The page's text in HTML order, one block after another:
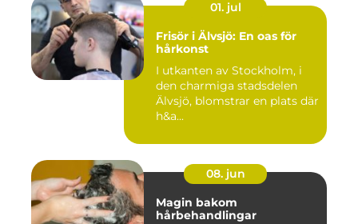
01. jul
Frisör i Älvsjö: En oas för
hårkonst
I utkanten av Stockholm, i
den charmiga stadsdelen
Älvsjö, blomstrar en plats där
h&a...
08. jun
Magin bakom
hårbehandlingar